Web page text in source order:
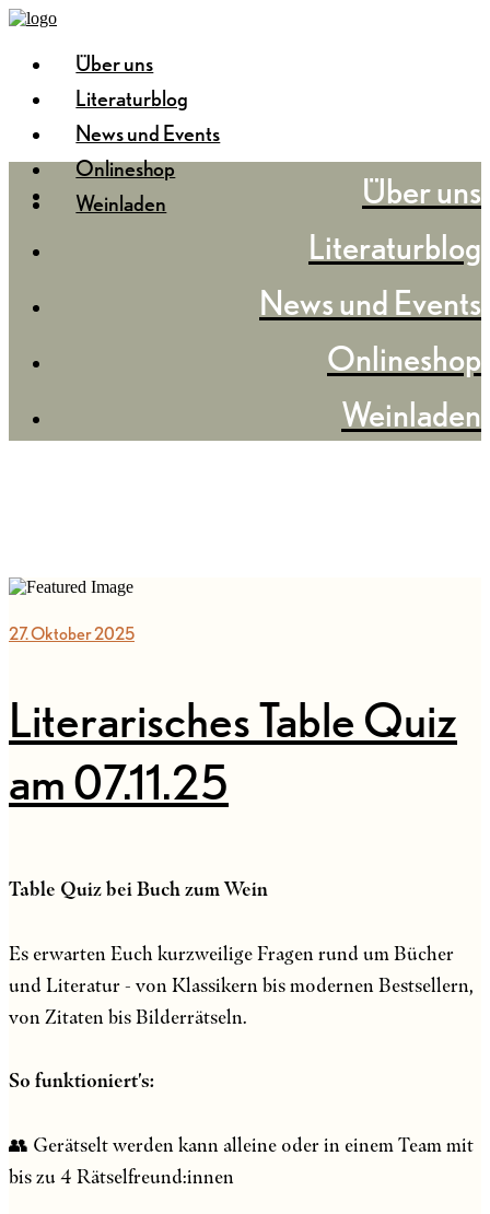
Über uns
Literaturblog
News und Events
Onlineshop
Weinladen
Über uns
Literaturblog
News und Events
Onlineshop
Weinladen
27. Oktober 2025
Literarisches Table Quiz
am 07.11.25
Table Quiz bei Buch zum Wein
Es erwarten Euch kurzweilige Fragen rund um Bücher
und Literatur - von Klassikern bis modernen Bestsellern,
von Zitaten bis Bilderrätseln.
So funktioniert's:
👥 Gerätselt werden kann alleine oder in einem Team mit
bis zu 4 Rätselfreund:innen